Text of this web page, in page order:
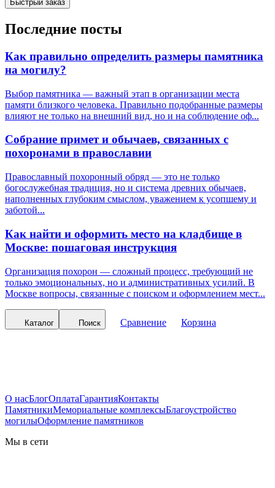
Быстрый заказ
Последние посты
Как правильно определить размеры памятника
на могилу?
Выбор памятника — важный этап в организации места
памяти близкого человека. Правильно подобранные размеры
влияют не только на внешний вид, но и на соблюдение оф...
Собрание примет и обычаев, связанных с
похоронами в православии
Православный похоронный обряд — это не только
богослужебная традиция, но и система древних обычаев,
наполненных глубоким смыслом, уважением к усопшему и
заботой...
Как найти и оформить место на кладбище в
Москве: пошаговая инструкция
Организация похорон — сложный процесс, требующий не
только эмоциональных, но и административных усилий. В
Москве вопросы, связанные с поиском и оформлением мест...
Каталог Поиск Сравнение Корзина
О насБлогОплатаГарантияКонтакты
ПамятникиМемориальные комплексыБлагоустройство
могилыОформление памятников
Мы в сети